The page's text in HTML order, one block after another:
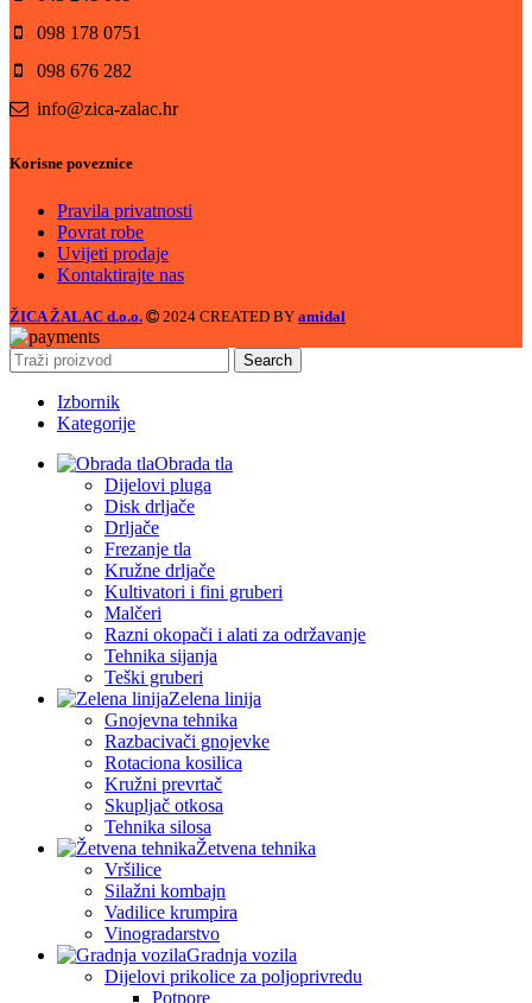
098 178 0751
098 676 282
info@zica-zalac.hr
Korisne poveznice
Pravila privatnosti
Povrat robe
Uvijeti prodaje
Kontaktirajte nas
ŽICA ŽALAC d.o.o. 2024 CREATED BY amidal
Search
Izbornik
Kategorije
Obrada tla
Dijelovi pluga
Disk drljače
Drljače
Frezanje tla
Kružne drljače
Kultivatori i fini gruberi
Malčeri
Razni okopači i alati za održavanje
Tehnika sijanja
Teški gruberi
Zelena linija
Gnojevna tehnika
Razbacivači gnojevke
Rotaciona kosilica
Kružni prevrtač
Skupljač otkosa
Tehnika silosa
Žetvena tehnika
Vršilice
Silažni kombajn
Vadilice krumpira
Vinogradarstvo
Gradnja vozila
Dijelovi prikolice za poljoprivredu
Potpore